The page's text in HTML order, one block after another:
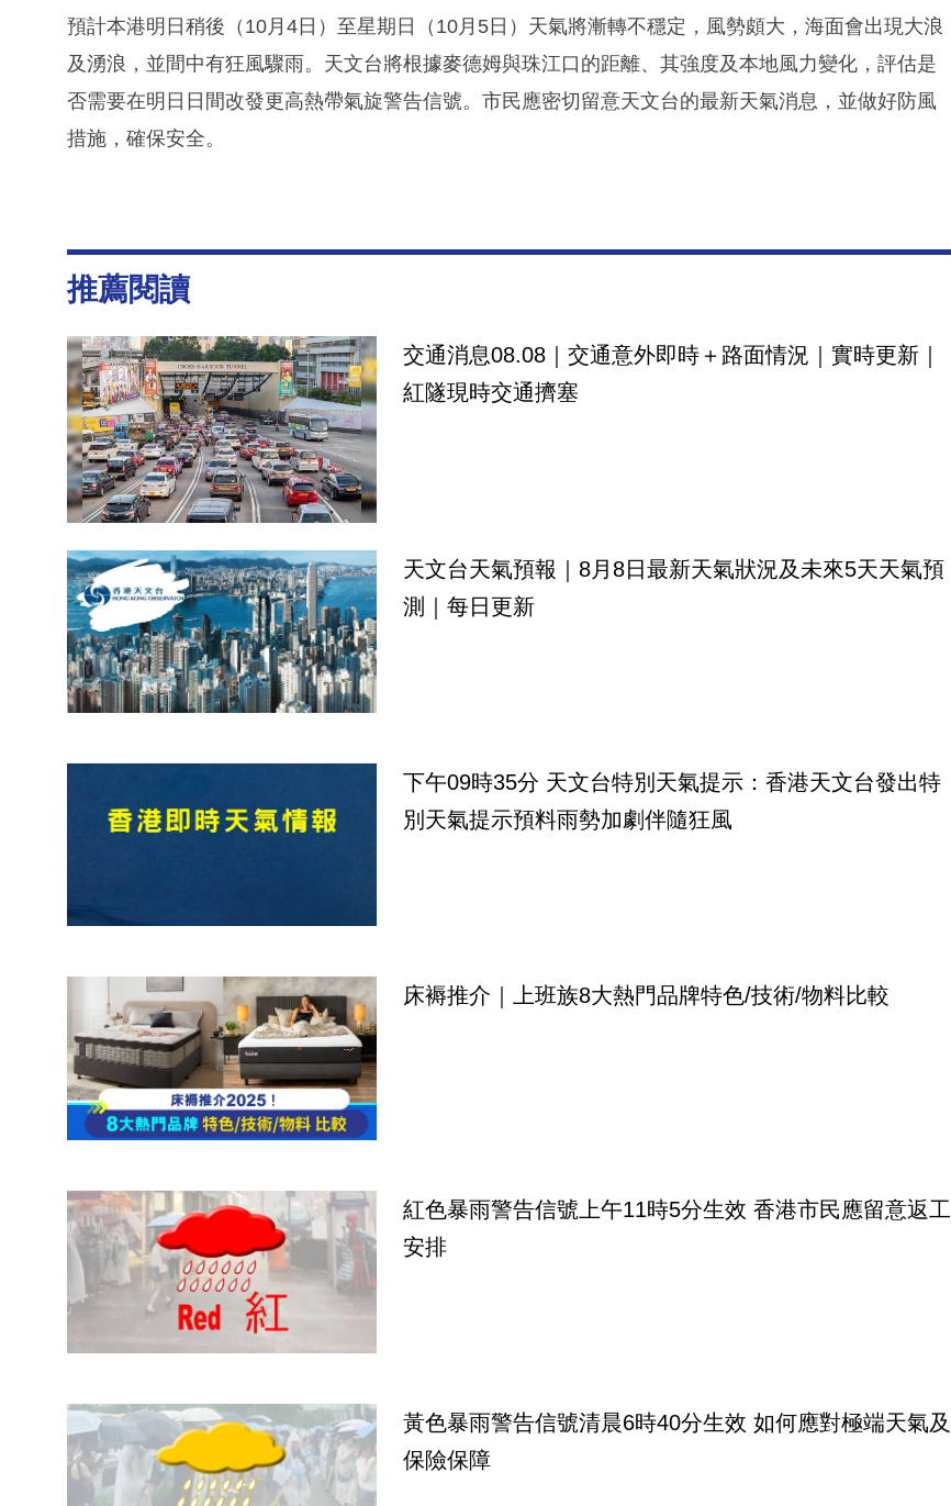
預計本港明日稍後（10月4日）至星期日（10月5日）天氣將漸轉不穩定，風勢頗大，海面會出現大浪
及湧浪，並間中有狂風驟雨。天文台將根據麥德姆與珠江口的距離、其強度及本地風力變化，評估是
否需要在明日日間改發更高熱帶氣旋警告信號。市民應密切留意天文台的最新天氣消息，並做好防風
措施，確保安全。
推薦閱讀
交通消息08.08｜交通意外即時＋路面情況｜實時更新｜
紅隧現時交通擠塞
天文台天氣預報｜8月8日最新天氣狀況及未來5天天氣預
測｜每日更新
下午09時35分 天文台特別天氣提示：香港天文台發出特
別天氣提示預料雨勢加劇伴隨狂風
床褥推介｜上班族8大熱門品牌特色/技術/物料比較
紅色暴雨警告信號上午11時5分生效 香港市民應留意返工
安排
黃色暴雨警告信號清晨6時40分生效 如何應對極端天氣及
保險保障